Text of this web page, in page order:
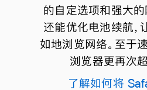
的自定选项和强大的
还能优化电池续航，
如地浏览网络。至于
浏览器更再次
了解如何将